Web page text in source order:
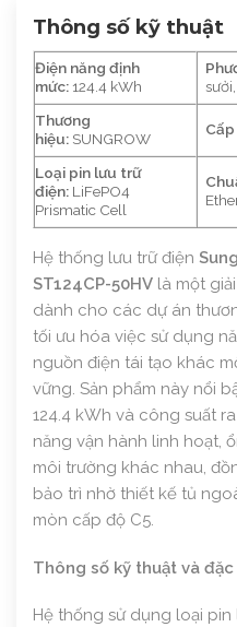
Thông số kỹ thuật
Điện năng định
mức: 124.4 kWh
Thương
hiệu: SUNGROW
Loại pin lưu trữ
điện: LiFePO4
Prismatic Cell
Hệ thống lưu trữ điện
ST124CP-50HV là một
dành cho các dự án
tối ưu hóa việc sử dụng
nguồn điện tái tạo khác
vững. Sản phẩm này nổi
124.4 kWh và công suất
năng vận hành linh hoạt,
môi trường khác nhau,
bảo trì nhờ thiết kế tủ
mòn cấp độ C5.
Thông số kỹ thuật và
Hệ thống sử dụng loại